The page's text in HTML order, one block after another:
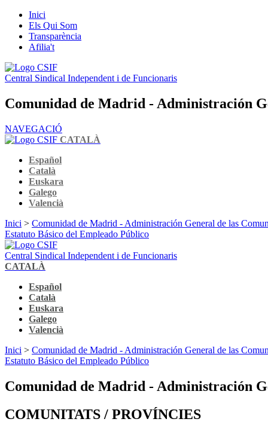
Inici
Els Qui Som
Transparència
Afilia't
Central Sindical Independent i de Funcionaris
Comunidad de Madrid - Administración
NAVEGACIÓ
CATALÀ
Español
Català
Euskara
Galego
Valencià
Inici > Comunidad de Madrid - Administración General de las
Estatuto Básico del Empleado Público
Central Sindical Independent i de Funcionaris
CATALÀ
Español
Català
Euskara
Galego
Valencià
Inici > Comunidad de Madrid - Administración General de las
Estatuto Básico del Empleado Público
Comunidad de Madrid - Administración
COMUNITATS / PROVÍNCIES